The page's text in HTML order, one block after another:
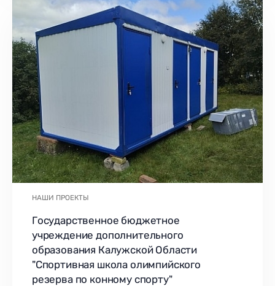
НАШИ ПРОЕКТЫ
Государственное бюджетное
учреждение дополнительного
образования Калужской Области
"Спортивная школа олимпийского
резерва по конному спорту"